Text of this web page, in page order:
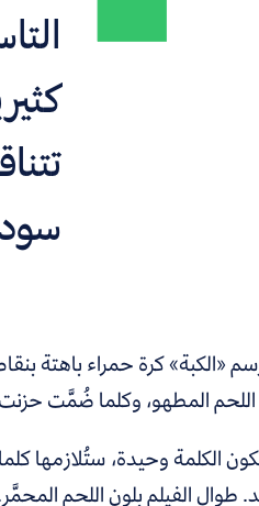
«الكبة» كرة حمراء باهتة
المطهو، وكلما ضُمَّت
الكلمة وحيدة، ستُلازمها
طوال الفيلم بلون اللحم